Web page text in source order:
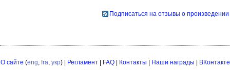
Подписаться на отзывы о произведении
О сайте (eng fra укр) | Регламент| FAQ| Контакты | Наши награды | ВКонтакте